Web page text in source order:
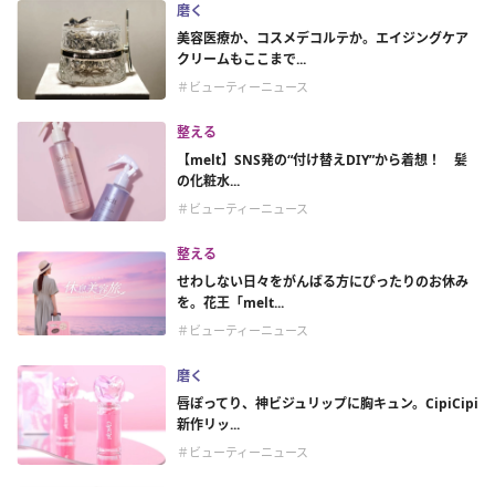
磨く
美容医療か、コスメデコルテか。エイジングケア
クリームもここまで...
＃ビューティーニュース
整える
【melt】SNS発の“付け替えDIY”から着想！ 髪
の化粧水...
＃ビューティーニュース
整える
せわしない日々をがんばる方にぴったりのお休み
を。花王「melt...
＃ビューティーニュース
磨く
唇ぽってり、神ビジュリップに胸キュン。CipiCipi
新作リッ...
＃ビューティーニュース